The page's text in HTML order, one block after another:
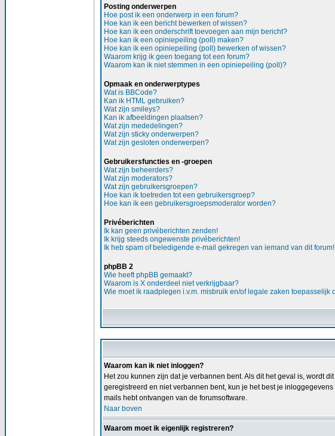
Posting onderwerpen
Hoe post ik een onderwerp in een forum?
Hoe kan ik een bericht bewerken of wissen?
Hoe kan ik een onderschrift toevoegen aan mijn bericht?
Hoe kan ik een opiniepeiling (poll) maken?
Hoe kan ik een opiniepeiling (poll) bewerken of wissen?
Waarom krijg ik geen toegang tot een forum?
Waarom kan ik niet stemmen in een opiniepeiling (poll)?
Opmaak en onderwerptypes
Wat is BBCode?
Kan ik HTML gebruiken?
Wat zijn smileys?
Kan ik afbeeldingen plaatsen?
Wat zijn mededelingen?
Wat zijn sticky onderwerpen?
Wat zijn gesloten onderwerpen?
Gebruikersfuncties en -groepen
Wat zijn beheerders?
Wat zijn moderators?
Wat zijn gebruikersgroepen?
Hoe kan ik toetreden tot een gebruikersgroep?
Hoe kan ik een gebruikersgroepsmoderator worden?
Privéberichten
Ik kan geen privéberichten zenden!
Ik krijg steeds ongewenste privéberichten!
Ik heb spam of beledigende e-mail gekregen van iemand van dit forum!
phpBB 2
Wie heeft phpBB gemaakt?
Waarom is X onderdeel niet verkrijgbaar?
Wie moet ik raadplegen i.v.m. misbruik en/of legale zaken toepasselijk
Waarom kan ik niet inloggen?
Het zou kunnen zijn dat je verbannen bent. Als dit het geval is, wordt
geregistreerd en niet verbannen bent, kun je het best je
mails hebt ontvangen van de forumsoftware.
Naar boven
Waarom moet ik eigenlijk registreren?